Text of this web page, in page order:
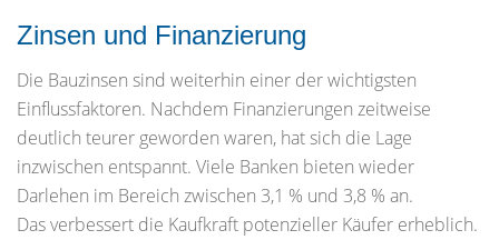
Zinsen und Finanzierung
Die Bauzinsen sind weiterhin einer der wichtigsten
Einflussfaktoren. Nachdem Finanzierungen zeitweise
deutlich teurer geworden waren, hat sich die Lage
inzwischen entspannt. Viele Banken bieten wieder
Darlehen im Bereich zwischen 3,1 % und 3,8 % an.
Das verbessert die Kaufkraft potenzieller Käufer erheblich.